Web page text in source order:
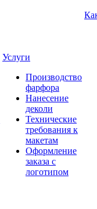
Услуги
Производство
фарфора
Нанесение
деколи
Технические
требования к
макетам
Оформление
заказа с
логотипом